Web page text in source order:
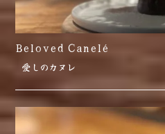
Beloved Canelé
愛しのカヌレ